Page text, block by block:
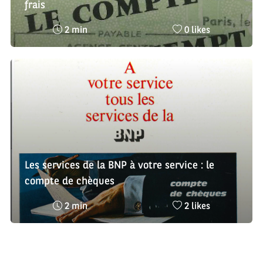
frais
Temps
de
2 min
Nombre
de
0 likes
Les services de la BNP à votre service : le
compte de chèques
Temps
de
2 min
Nombre
2 likes